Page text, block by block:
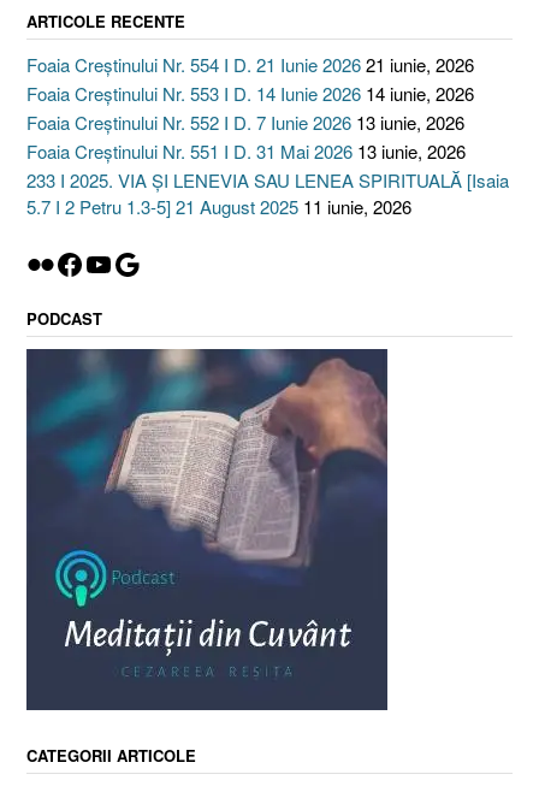
ARTICOLE RECENTE
Foaia Creștinului Nr. 554 I D. 21 Iunie 202621 iunie, 2026
Foaia Creștinului Nr. 553 I D. 14 Iunie 2026 14 iunie, 2026
Foaia Creștinului Nr. 552 I D. 7 Iunie 2026 13 iunie, 2026
Foaia Creștinului Nr. 551 I D. 31 Mai 2026 13 iunie, 2026
233 I 2025. VIA ȘI LENEVIA SAU LENEA SPIRITUALĂ [Isaia
5.7 I 2 Petru 1.3-5] 21 August 2025 11 iunie, 2026
Flickr
Facebook
YouTube
Google
PODCAST
CATEGORII ARTICOLE